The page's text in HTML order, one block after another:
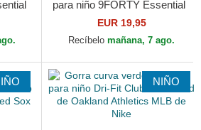
para niño 9FORTY Essential
de New York Yankees MLB
de New Era
EUR 19,95
Recíbelo mañana, 7 ago.
NIÑO